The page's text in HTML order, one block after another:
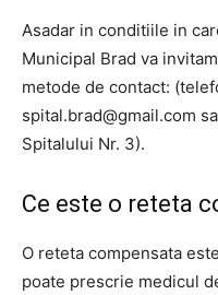
Asadar in conditiile in
Municipal Brad va
metode de contact:
spital.brad@gmail.com
Spitalului Nr. 3).
Ce este o reteta
O reteta compensata
poate prescrie medicul